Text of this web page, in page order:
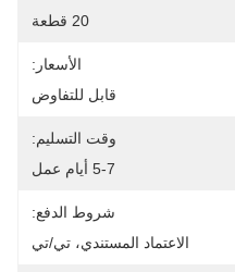
20 قطعة
الأسعار:
قابل للتفاوض
وقت التسليم:
5-7 أيام عمل
شروط الدفع:
الاعتماد المستندي، تي/تي